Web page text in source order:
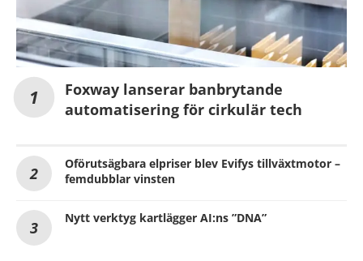
Foxway lanserar banbrytande
automatisering för cirkulär tech
Oförutsägbara elpriser blev Evifys tillväxtmotor –
femdubblar vinsten
Nytt verktyg kartlägger AI:ns ”DNA”